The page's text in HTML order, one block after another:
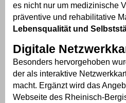
es nicht nur um medizinische
präventive und rehabilitative
Lebensqualität und
Digitale
Besonders hervorgehoben
der als interaktive
macht. Ergänzt wird das
Webseite des Rheinisch-